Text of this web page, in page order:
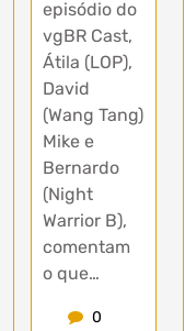
episódio do
vgBR Cast,
Átila (LOP),
David
(Wang Tang)
Mike e
Bernardo
(Night
Warrior B),
comentam
o que…
0